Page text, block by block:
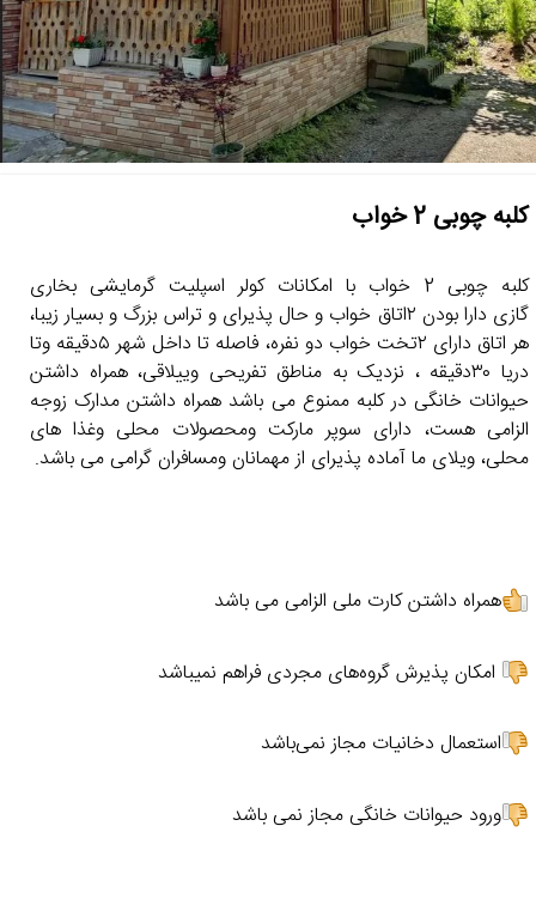
کلبه چوبی 2 خواب
کلبه چوبی 2 خواب با امکانات کولر اسپلیت گرمایشی بخاری
گازی دارا بودن ۲اتاق خواب و حال پذیرای و تراس بزرگ و بسیار زیبا،
هر اتاق دارای ۲تخت خواب دو نفره، فاصله تا داخل شهر ۵دقیقه وتا
دریا ۳۰دقیقه ، نزدیک به مناطق تفریحی وییلاقی، همراه داشتن
حیوانات خانگی در کلبه ممنوع می باشد همراه داشتن مدارک زوجه
الزامی هست، دارای سوپر مارکت ومحصولات محلی وغذا های
محلی، ویلای ما آماده پذیرای از مهمانان ومسافران گرامی می باشد.
همراه داشتن کارت ملی الزامی می باشد
امکان پذیرش گروه‌های مجردی فراهم نمیباشد
استعمال دخانیات مجاز نمی‌باشد
ورود حیوانات خانگی مجاز نمی باشد